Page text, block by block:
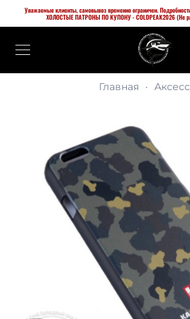
Уважаемые клиенты, самовывоз временно ограничен.
ХОЛОСТЫЕ ПАТРОНЫ ПО КУПОНУ - COLDPEAK2026 (Не
Главная